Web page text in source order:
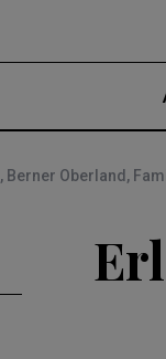
, Berner Oberland ,